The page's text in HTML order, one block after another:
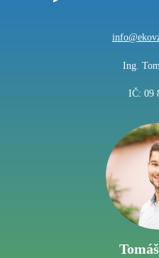
Ing.
IČ: 09